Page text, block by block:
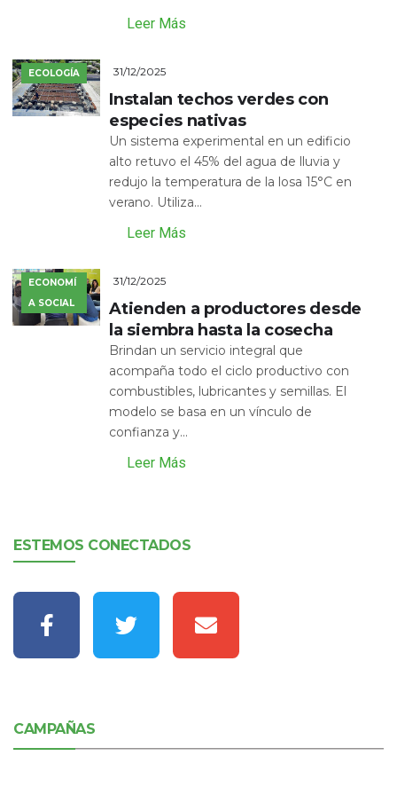
Leer Más
ECOLOGÍA 31/12/2025
Instalan techos verdes con
especies nativas
Un sistema experimental en un edificio
alto retuvo el 45% del agua de lluvia y
redujo la temperatura de la losa 15°C en
verano. Utiliza...
Leer Más
ECONOMÍ
A SOCIAL
31/12/2025
Atienden a productores desde
la siembra hasta la cosecha
Brindan un servicio integral que
acompaña todo el ciclo productivo con
combustibles, lubricantes y semillas. El
modelo se basa en un vínculo de
confianza y...
Leer Más
ESTEMOS CONECTADOS
CAMPAÑAS